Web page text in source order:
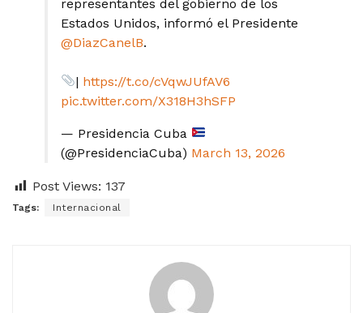
representantes del gobierno de los
Estados Unidos, informó el Presidente
@DiazCanelB.
| https://t.co/cVqwJUfAV6
pic.twitter.com/X318H3hSFP
— Presidencia Cuba
(@PresidenciaCuba) March 13, 2026
Post Views: 137
Tags: Internacional